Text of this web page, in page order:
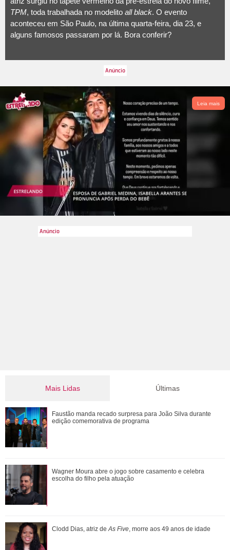
TPM, toda trabalhada no modelito all black. O evento
aconteceu em São Paulo, na última quarta-feira, dia 23, e
alguns famosos passaram por lá. Bora conferir?
Leia mais
Mais Lidas
João Raul diz para Agrado que não está conseguindo
conviver com seu sucesso. Veja os resum...
Anitta abre o jogo sobre nova fase, mudanças no visual e
decisão polêmica nos shows
Em parceria com Sandy, Laura Pausini lança versão em
Últimas
Faustão manda recado surpresa para João Silva durante
edição comemorativa de programa
Wagner Moura abre o jogo sobre casamento e celebra
escolha do filho pela atuação
Clodd Dias, atriz deAs Five, morre aos 49 anos de idade